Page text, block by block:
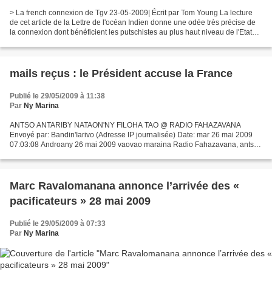
> La french connexion de Tgv 23-05-2009| Écrit par Tom Young La lecture
de cet article de la Lettre de l'océan Indien donne une odée très précise de
la connexion dont bénéficient les putschistes au plus haut niveau de l'Etat
mails reçus : le Président accuse la France
Publié le 29/05/2009 à 11:38
Par Ny Marina
ANTSO ANTARIBY NATAON'NY FILOHA TAO @ RADIO FAHAZAVANA
Envoyé par: Bandin'Iarivo (Adresse IP journalisée) Date: mar 26 mai 2009
07:03:08 Androany 26 mai 2009 vaovao maraina Radio Fahazavana, antso
Marc Ravalomanana annonce l’arrivée des «
pacificateurs » 28 mai 2009
Publié le 29/05/2009 à 07:33
Par Ny Marina